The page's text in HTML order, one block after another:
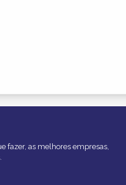
fazer, as melhores empresas,